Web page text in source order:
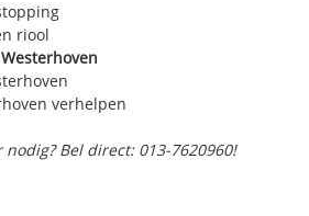
riool
verhelpen
Bel direct: 013-7620960!